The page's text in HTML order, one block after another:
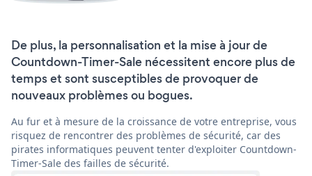
De plus, la personnalisation et la mise à jour de
Countdown-Timer-Sale nécessitent encore plus de
temps et sont susceptibles de provoquer de
nouveaux problèmes ou bogues.
Au fur et à mesure de la croissance de votre entreprise, vous
risquez de rencontrer des problèmes de sécurité, car des
pirates informatiques peuvent tenter d'exploiter Countdown-
Timer-Sale des failles de sécurité.